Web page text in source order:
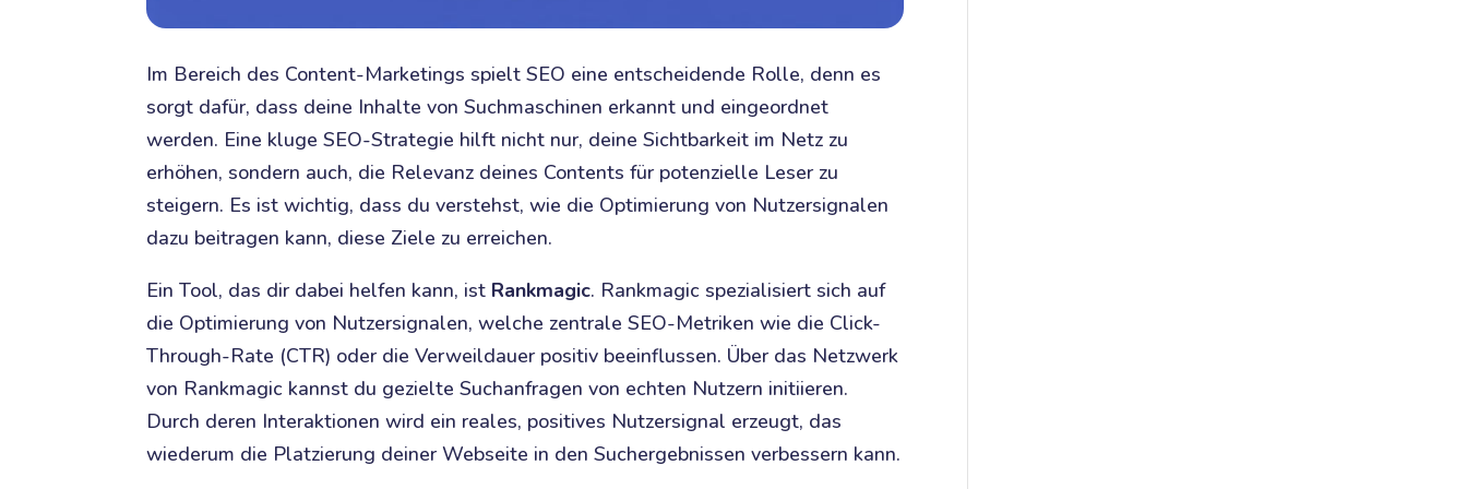
Im Bereich des Content-Marketings spielt SEO eine entscheidende Rolle, denn es
sorgt dafür, dass deine Inhalte von Suchmaschinen erkannt und eingeordnet
werden. Eine kluge SEO-Strategie hilft nicht nur, deine Sichtbarkeit im Netz zu
erhöhen, sondern auch, die Relevanz deines Contents für potenzielle Leser zu
steigern. Es ist wichtig, dass du verstehst, wie die Optimierung von Nutzersignalen
dazu beitragen kann, diese Ziele zu erreichen.
Ein Tool, das dir dabei helfen kann, ist Rankmagic. Rankmagic spezialisiert sich auf
die Optimierung von Nutzersignalen, welche zentrale SEO-Metriken wie die Click-
Through-Rate (CTR) oder die Verweildauer positiv beeinflussen. Über das Netzwerk
von Rankmagic kannst du gezielte Suchanfragen von echten Nutzern initiieren.
Durch deren Interaktionen wird ein reales, positives Nutzersignal erzeugt, das
wiederum die Platzierung deiner Webseite in den Suchergebnissen verbessern kann.